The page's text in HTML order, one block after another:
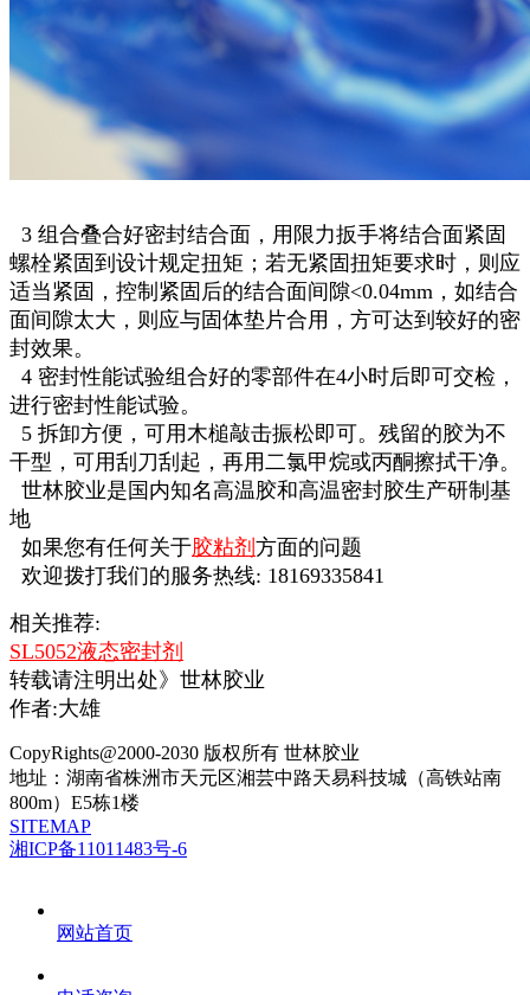
3 组合叠合好密封结合面，用限力扳手将结合面紧固
螺栓紧固到设计规定扭矩；若无紧固扭矩要求时，则应
适当紧固，控制紧固后的结合面间隙<0.04mm，如结合
面间隙太大，则应与固体垫片合用，方可达到较好的密
封效果。
4 密封性能试验组合好的零部件在4小时后即可交检，
进行密封性能试验。
5 拆卸方便，可用木槌敲击振松即可。残留的胶为不
干型，可用刮刀刮起，再用二氯甲烷或丙酮擦拭干净。
世林胶业是国内知名高温胶和高温密封胶生产研制基
地
如果您有任何关于胶粘剂 方面的问题
欢迎拨打我们的服务热线: 18169335841
相关推荐:
SL5052液态密封剂
转载请注明出处》世林胶业
作者:大雄
CopyRights@2000-2030 版权所有 世林胶业
地址：湖南省株洲市天元区湘芸中路天易科技城（高铁站南
800m）E5栋1楼
SITEMAP
湘ICP备11011483号-6
网站首页